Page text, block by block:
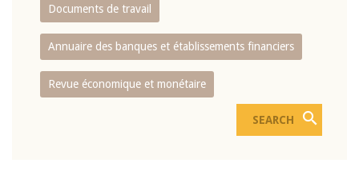
Documents de travail
Annuaire des banques et établissements financiers
Revue économique et monétaire